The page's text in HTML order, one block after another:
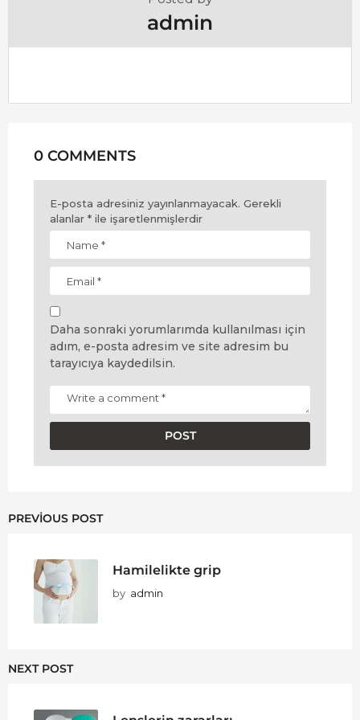
admin
0 COMMENTS
E-posta adresiniz yayınlanmayacak. Gerekli
alanlar * ile işaretlenmişlerdir
Daha sonraki yorumlarımda kullanılması için
adım, e-posta adresim ve site adresim bu
tarayıcıya kaydedilsin.
PREVIOUS POST
Hamilelikte grip
by admin
NEXT POST